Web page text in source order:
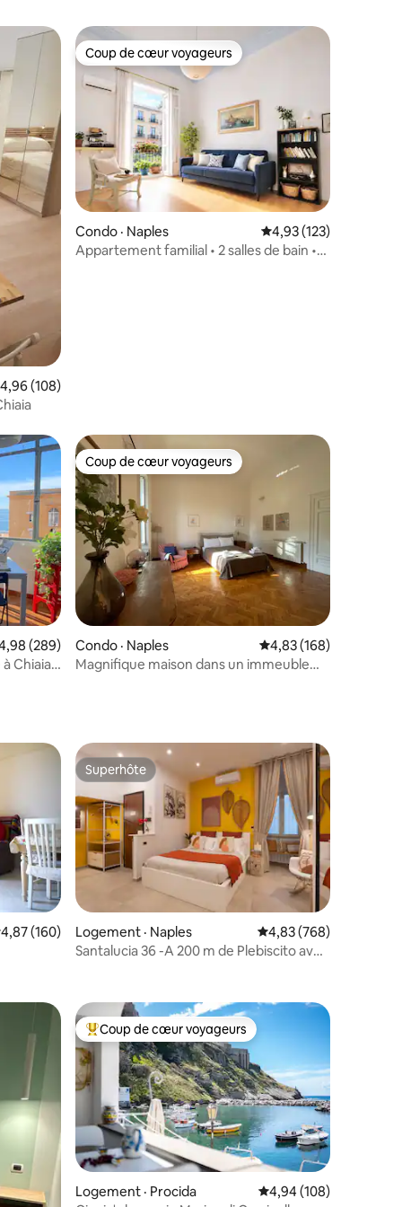
moyenne de 4,96 sur 5, 108 commentaires
4,96 (108)
Coup de cœur voyageurs
Coup de cœur voyageurs
Condo · Naples Note moyenne de
4,93 (123)
Appartement familial • 2 salles de bain •
plus aimés
moyenne de 4,98 sur 5, 289 commentaires
(289)
Chiaia
Coup de cœur voyageurs
Coup de cœur voyageurs
Condo · Naples Note moyenne de
4,83 (168)
Magnifique maison dans un immeuble
moyenne de 4,87 sur 5, 160 commentaires
4,87 (160)
Superhôte
Superhôte
Logement · Naples Note moyenne de
4,83 (768)
Santalucia 36 -A 200 m de Plebiscito avec
Coup de cœur voyageurs parmi les plus aimés
Coup de cœur voyageurs
Logement · Procida Note moyenne de
4,94 (108)